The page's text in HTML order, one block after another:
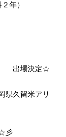
年）
形 出場決定☆
久留米アリ
彡